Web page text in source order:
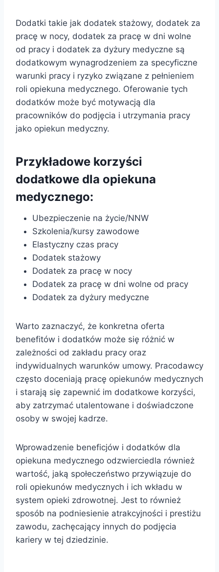
Dodatki takie jak dodatek stażowy, dodatek za
pracę w nocy, dodatek za pracę w dni wolne
od pracy i dodatek za dyżury medyczne są
dodatkowym wynagrodzeniem za specyficzne
warunki pracy i ryzyko związane z pełnieniem
roli opiekuna medycznego. Oferowanie tych
dodatków może być motywacją dla
pracowników do podjęcia i utrzymania pracy
jako opiekun medyczny.
Przykładowe korzyści
dodatkowe dla opiekuna
medycznego:
Ubezpieczenie na życie/NNW
Szkolenia/kursy zawodowe
Elastyczny czas pracy
Dodatek stażowy
Dodatek za pracę w nocy
Dodatek za pracę w dni wolne od pracy
Dodatek za dyżury medyczne
Warto zaznaczyć, że konkretna oferta
benefitów i dodatków może się różnić w
zależności od zakładu pracy oraz
indywidualnych warunków umowy. Pracodawcy
często doceniają pracę opiekunów medycznych
i starają się zapewnić im dodatkowe korzyści,
aby zatrzymać utalentowane i doświadczone
osoby w swojej kadrze.
Wprowadzenie beneficjów i dodatków dla
opiekuna medycznego odzwierciedla również
wartość, jaką społeczeństwo przywiązuje do
roli opiekunów medycznych i ich wkładu w
system opieki zdrowotnej. Jest to również
sposób na podniesienie atrakcyjności i prestiżu
zawodu, zachęcający innych do podjęcia
kariery w tej dziedzinie.